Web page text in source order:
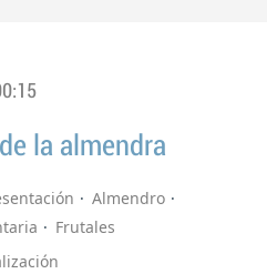
la almendra
Almendro
Frutales